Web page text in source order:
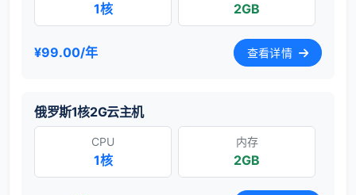
1核 2GB
¥99.00/年 查看详情
俄罗斯1核2G云主机
CPU
1核
内存
2GB